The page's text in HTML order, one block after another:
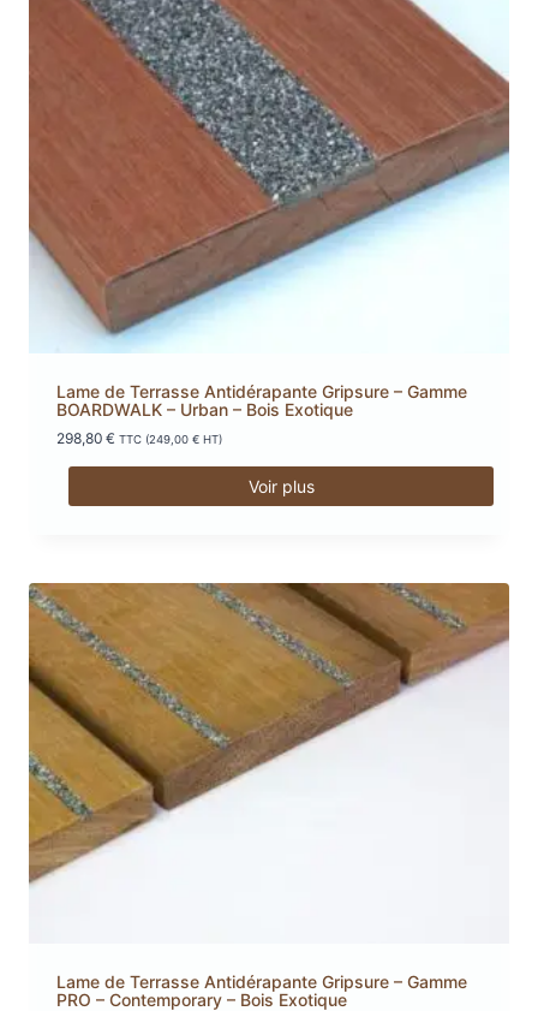
Lame de Terrasse Antidérapante Gripsure – Gamme
BOARDWALK – Urban – Bois Exotique
298,80 € TTC (249,00 € HT)
Voir plus
Lame de Terrasse Antidérapante Gripsure – Gamme
PRO – Contemporary – Bois Exotique